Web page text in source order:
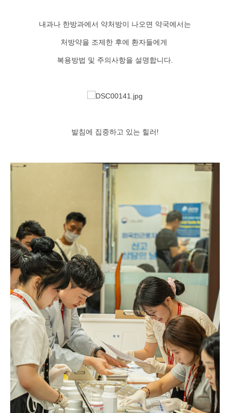
내과나 한방과에서 약처방이 나오면 약국에서는
처방약을 조제한 후에 환자들에게
복용방법 및 주의사항을 설명합니다.
발침에 집중하고 있는 힐러!